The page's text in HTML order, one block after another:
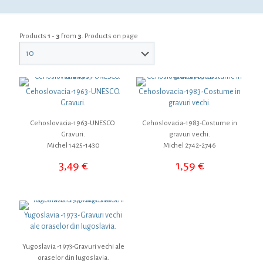
Products 1 - 3 from 3. Products on page
Cehoslovacia-1963-UNESCO.
Gravuri.
Cehoslovacia-1963-UNESCO.
Gravuri.
Michel 1425-1430
3,49 €
Cehoslovacia-1983-Costume in
gravuri vechi.
Cehoslovacia-1983-Costume in
gravuri vechi.
Michel 2742-2746
1,59 €
Yugoslavia -1973-Gravuri vechi
ale oraselor din Iugoslavia.
Yugoslavia -1973-Gravuri vechi ale
oraselor din Iugoslavia.